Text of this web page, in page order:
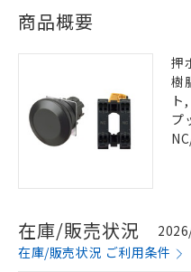
商品概要
押
樹
ト
プ
在庫/販売状況
在庫/販売状況 ご利用条件